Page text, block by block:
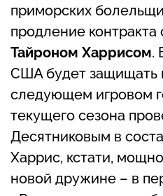
приморских
продление
Тайроном Харрисом.
США будет защищать
следующем игровом
текущего сезона
Десятниковым в
Харрис, кстати,
новой дружине – в